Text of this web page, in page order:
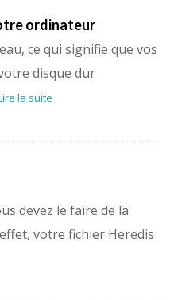
ordinateur
ce qui signifie que vos
disque dur
la suite
devez le faire de la
votre fichier Heredis